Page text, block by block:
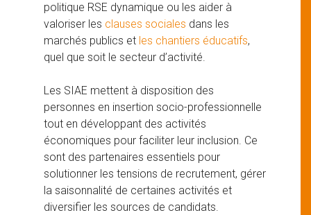
politique RSE dynamique ou les aider à
valoriser les clauses sociales dans les
marchés publics et les chantiers éducatifs,
quel que soit le secteur d’activité.
Les SIAE mettent à disposition des
personnes en insertion socio-professionnelle
tout en développant des activités
économiques pour faciliter leur inclusion. Ce
sont des partenaires essentiels pour
solutionner les tensions de recrutement, gérer
la saisonnalité de certaines activités et
diversifier les sources de candidats.